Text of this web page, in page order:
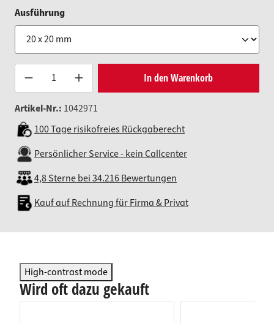
Ausführungauswählen
Produkt Anzahl: Gib den
In den Warenkorb
Artikel-Nr.: 1042971
100 Tage risikofreies Rückgaberecht
Persönlicher Service - kein Callcenter
4,8 Sterne bei 34.216 Bewertungen
Kauf auf Rechnung für Firma & Privat
High-contrast mode
Wird oft dazu gekauft